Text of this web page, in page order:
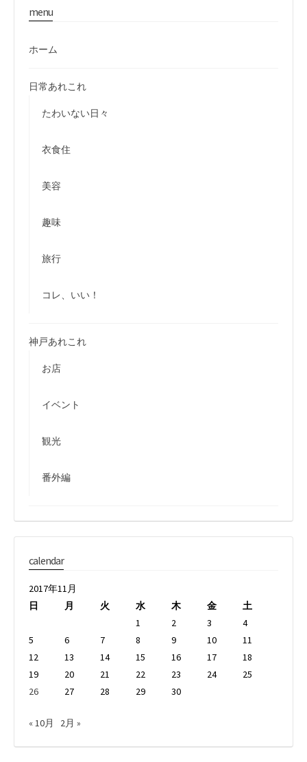
menu
ホーム
日常あれこれ
たわいない日々
衣食住
美容
趣味
旅行
コレ、いい！
神戸あれこれ
お店
イベント
観光
番外編
calendar
2017年11月
日
月 火 水 木 金
土
1
2 3
4
5
6 7 8 9 10
11
12
13 14 15 16 17
18
19
20 21 22 23 24
25
26
27 28 29 30
« 10月 2月 »